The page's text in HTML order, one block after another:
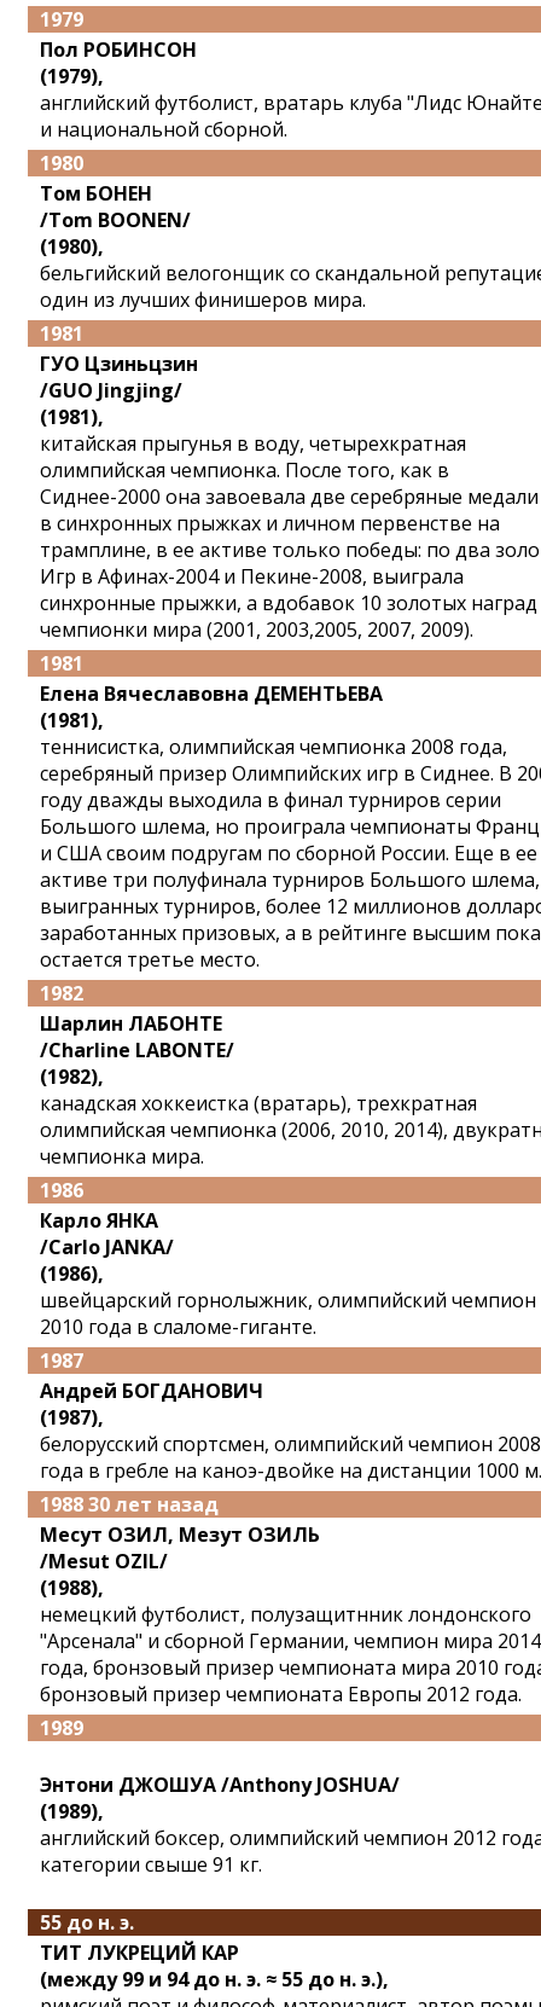
1979
Пол РОБИНСОН
(1979),
английский футболист, вратарь клуба "Лидс
и национальной сборной.
1980
Том БОНЕН
/Tom BOONEN/
(1980),
бельгийский велогонщик со скандальной
один из лучших финишеров мира.
1981
ГУО Цзиньцзин
/GUO Jingjing/
(1981),
китайская прыгунья в воду, четырехкратная
олимпийская чемпионка. После того, как в
Сиднее-2000 она завоевала две серебряные
в синхронных прыжках и личном первенстве на
трамплине, в ее активе только победы: по два
Игр в Афинах-2004 и Пекине-2008, выиграла
синхронные прыжки, а вдобавок 10 золотых наград
чемпионки мира (2001, 2003,2005, 2007, 2009).
1981
Елена Вячеславовна ДЕМЕНТЬЕВА
(1981),
теннисистка, олимпийская чемпионка 2008 года,
серебряный призер Олимпийских игр в Сиднее. В
году дважды выходила в финал турниров серии
Большого шлема, но проиграла чемпионаты
и США своим подругам по сборной России. Еще в ее
активе три полуфинала турниров Большого
выигранных турниров, более 12 миллионов
заработанных призовых, а в рейтинге высшим пока
остается третье место.
1982
Шарлин ЛАБОНТЕ
/Charline LABONTE/
(1982),
канадская хоккеистка (вратарь), трехкратная
олимпийская чемпионка (2006, 2010, 2014),
чемпионка мира.
1986
Карло ЯНКА
/Carlo JANKA/
(1986),
швейцарский горнолыжник, олимпийский чемпион
2010 года в слаломе-гиганте.
1987
Андрей БОГДАНОВИЧ
(1987),
белорусский спортсмен, олимпийский чемпион 2008
года в гребле на каноэ-двойке на дистанции 1000 м.
1988 30 лет назад
Месут ОЗИЛ, Мезут ОЗИЛЬ
/Mesut OZIL/
(1988),
немецкий футболист, полузащитнник лондонского
"Арсенала" и сборной Германии, чемпион мира 2014
года, бронзовый призер чемпионата мира 2010
бронзовый призер чемпионата Европы 2012 года.
1989
Энтони ДЖОШУА /Anthony JOSHUA/
(1989),
английский боксер, олимпийский чемпион 2012
категории свыше 91 кг.
55 до н. э.
ТИТ ЛУКРЕЦИЙ КАР
(между 99 и 94 до н. э. ≈ 55 до н. э.),